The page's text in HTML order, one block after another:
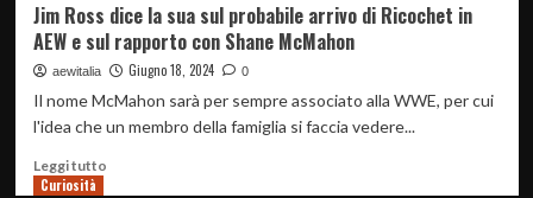
AEW.
Tony
Khan
parla
della
di
Jim Ross dice la sua sul probabile arrivo di Ricochet in
AEW e sul rapporto con Shane McMahon
aewitalia Giugno 18, 2024 0
Il nome McMahon sarà per sempre associato alla WWE, per cui
l'idea che un membro della famiglia si faccia vedere...
Leggi tuttoLeggi
Curiosità